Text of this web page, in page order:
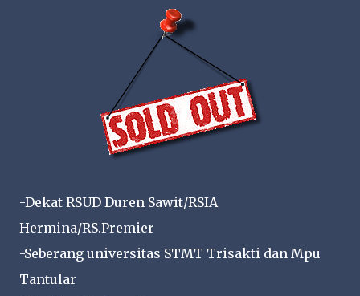
-Dekat RSUD Duren Sawit/RSIA
Hermina/RS.Premier
-Seberang universitas STMT Trisakti dan Mpu
Tantular